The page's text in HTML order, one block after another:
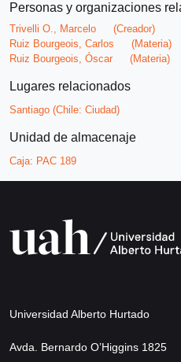
Personas y organizaciones
Trivelli O., Marcelo
(Creador)
Ruiz Bourgeois, Carlos
(Materia)
Ruiz Bourgeois, Óscar
(Materia)
Lugares relacionados
Santiago (Chile: Ciudad)
Unidad de almacenaje
Caja: PAC 189
Universidad Alberto Hurtado
Avda. Bernardo O’Higgins 1825